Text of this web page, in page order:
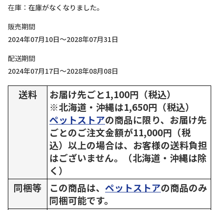
在庫
在庫がなくなりました。
販売期間
2024年07月10日～2028年07月31日
配送期間
2024年07月17日～2028年08月08日
送料
お届け先ごと1,100円（税込）
※北海道・沖縄は1,650円（税込）
ペットストアの商品に限り、お届け先
ごとのご注文金額が11,000円（税
込）以上の場合は、お客様の送料負担
はございません。（北海道・沖縄は除
く）
同梱等
この商品は、 ペットストアの商品のみ
同梱可能です。